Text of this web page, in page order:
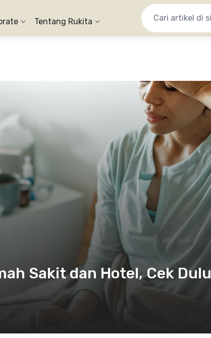
Tentang Rukita
Sakit dan Hotel, Cek Dulu